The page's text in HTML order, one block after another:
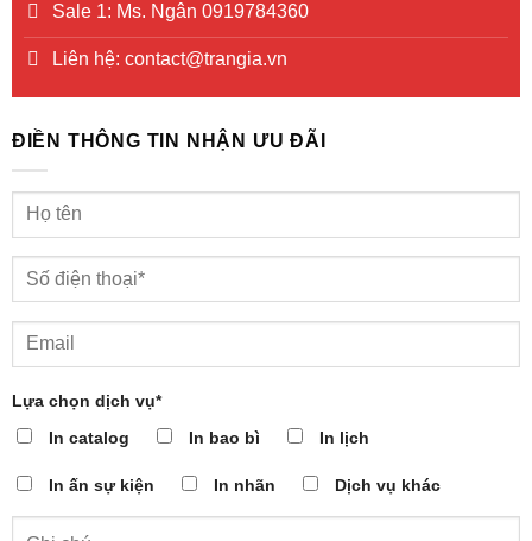
Sale 1: Ms. Ngân 0919784360
Liên hệ: contact@trangia.vn
ĐIỀN THÔNG TIN NHẬN ƯU ĐÃI
Lựa chọn dịch vụ*
In catalog
In bao bì In lịch
In ấn sự kiện In nhãn Dịch vụ khác